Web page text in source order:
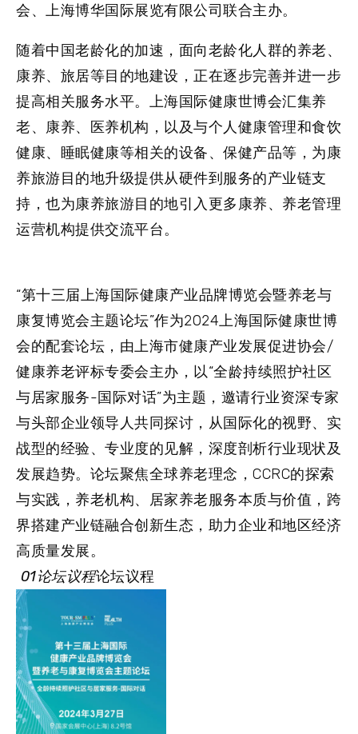
会、上海博华国际展览有限公司联合主办。
随着中国老龄化的加速，面向老龄化人群的养老、
康养、旅居等目的地建设，正在逐步完善并进一步
提高相关服务水平。上海国际健康世博会汇集养
老、康养、医养机构，以及与个人健康管理和食饮
健康、睡眠健康等相关的设备、保健产品等，为康
养旅游目的地升级提供从硬件到服务的产业链支
持，也为康养旅游目的地引入更多康养、养老管理
运营机构提供交流平台。
“第十三届上海国际健康产业品牌博览会暨养老与
康复博览会主题论坛”作为2024上海国际健康世博
会的配套论坛，由上海市健康产业发展促进协会/
健康养老评标专委会主办，以“全龄持续照护社区
与居家服务-国际对话”为主题，邀请行业资深专家
与头部企业领导人共同探讨，从国际化的视野、实
战型的经验、专业度的见解，深度剖析行业现状及
发展趋势。论坛聚焦全球养老理念，CCRC的探索
与实践，养老机构、居家养老服务本质与价值，跨
界搭建产业链融合创新生态，助力企业和地区经济
高质量发展。
01论坛议程论坛议程